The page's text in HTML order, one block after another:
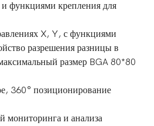
функциями крепления для
X, Y, с функциями
разрешения разницы в
размер BGA 80*80
360° позиционирование
мониторинга и анализа